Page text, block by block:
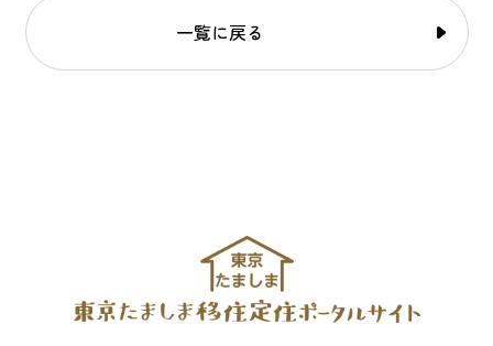
一覧に戻る